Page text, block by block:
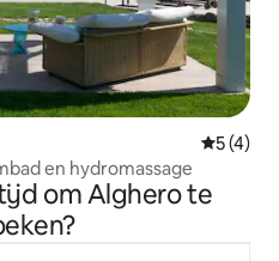
5 (4)
Met zwembad en hydromassage
om Alghero te